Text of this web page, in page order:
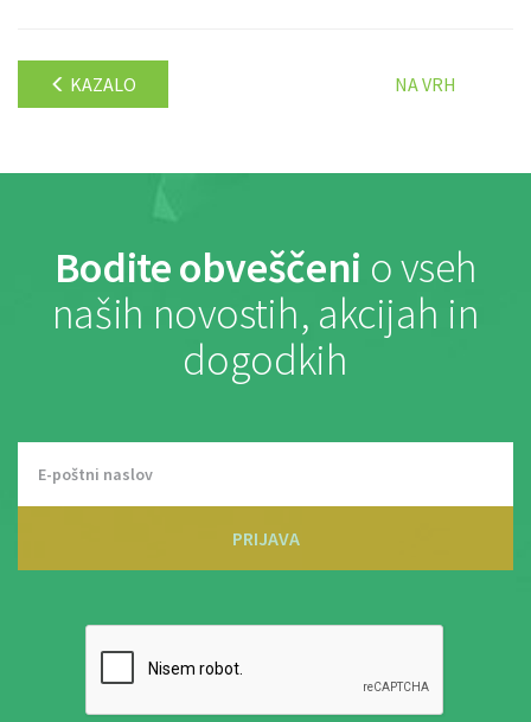
KAZALO NA VRH
Bodite obveščeni o vseh
naših novostih, akcijah in
dogodkih
PRIJAVA